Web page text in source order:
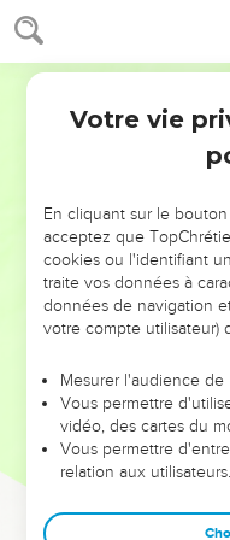
NE MANQUEZ
DE
ET SI LEURS
leur foi ou leur vision.
et les saisons difficiles
sont elles
Dans cette conférence,
clés pour avancer avec
Votre vie
En cliquant sur le
acceptez que
cookies ou l'identifiant
traite vos données à
données de navigation
votre compte utilisateur)
Mesurer l'audience de
Vous permettre
vidéo, des cartes du
Vous permettre
relation aux utilisateurs.